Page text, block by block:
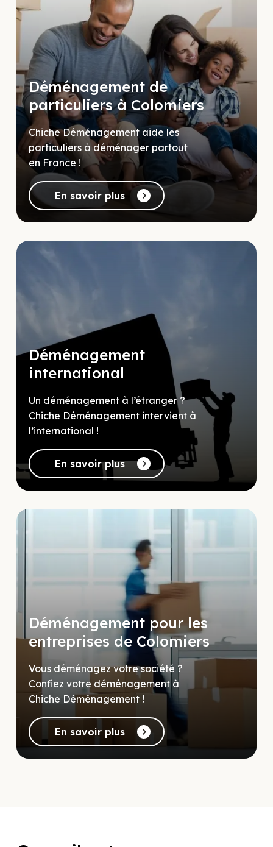
Déménagement de
particuliers à Colomiers
Chiche Déménagement aide les
particuliers à déménager partout
en France !
En savoir plus
Déménagement
international
Un déménagement à l’étranger ?
Chiche Déménagement intervient à
l’international !
En savoir plus
Déménagement pour les
entreprises de Colomiers
Vous déménagez votre société ?
Confiez votre déménagement à
Chiche Déménagement !
En savoir plus